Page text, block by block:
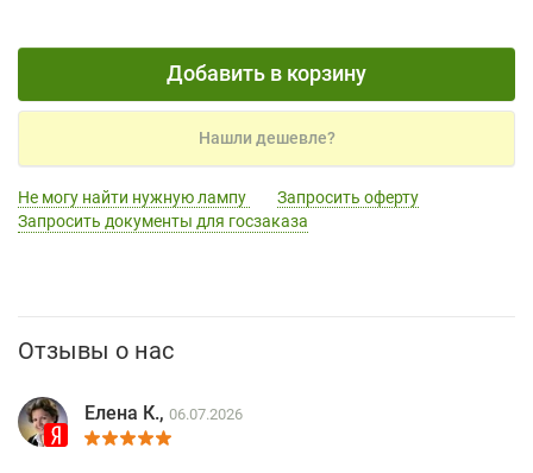
Добавить в корзину
Нашли дешевле?
Не могу найти нужную лампу
Запросить оферту
Запросить документы для госзаказа
Отзывы о нас
Елена К., 06.07.2026